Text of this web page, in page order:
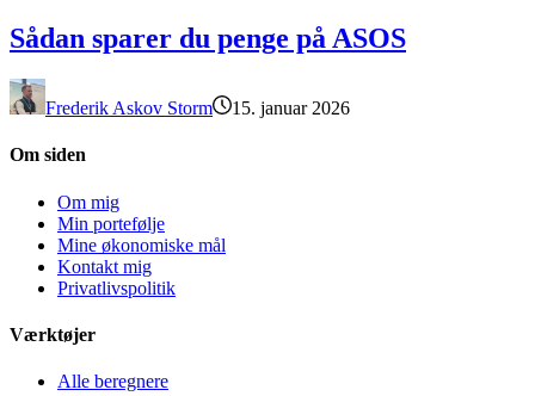
Sådan sparer du penge på ASOS
Frederik Askov Storm 15. januar 2026
Om siden
Om mig
Min portefølje
Mine økonomiske mål
Kontakt mig
Privatlivspolitik
Værktøjer
Alle beregnere